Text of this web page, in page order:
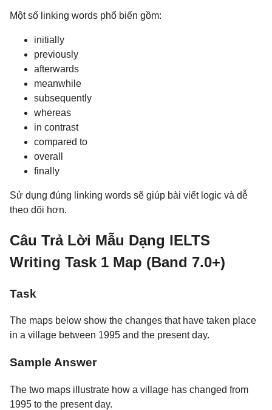
Một số linking words phổ biến gồm:
initially
previously
afterwards
meanwhile
subsequently
whereas
in contrast
compared to
overall
finally
Sử dụng đúng linking words sẽ giúp bài viết logic và dễ
theo dõi hơn.
Câu Trả Lời Mẫu Dạng IELTS
Writing Task 1 Map (Band 7.0+)
Task
The maps below show the changes that have taken place
in a village between 1995 and the present day.
Sample Answer
The two maps illustrate how a village has changed from
1995 to the present day.